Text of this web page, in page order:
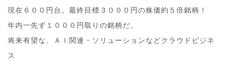
現在６００円台。最終目標３０００円の株価約５倍銘柄！
年内一先ず１０００円取りの銘柄だ。
将来有望な、ＡＩ関連・ソリューションなどクラウドビジネ
ス